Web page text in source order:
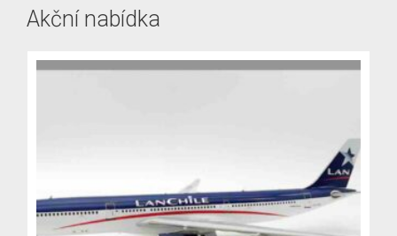
Akční nabídka